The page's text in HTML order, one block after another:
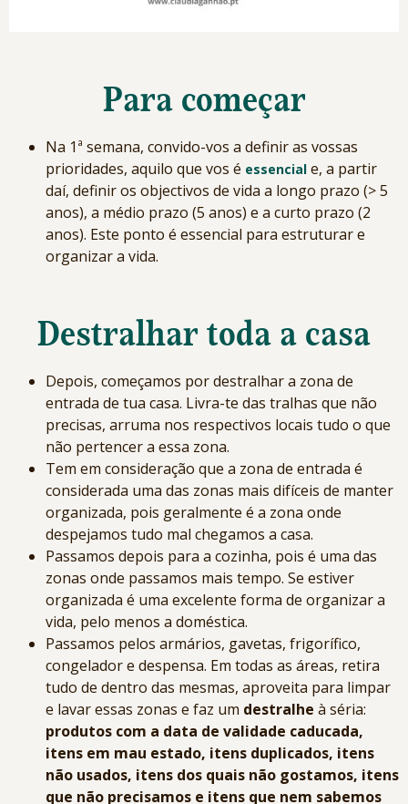
Para começar
Na 1ª semana, convido-vos a definir as vossas
prioridades, aquilo que vos é essencial e, a partir
daí, definir os objectivos de vida a longo prazo (> 5
anos), a médio prazo (5 anos) e a curto prazo (2
anos). Este ponto é essencial para estruturar e
organizar a vida.
Destralhar toda a casa
Depois, começamos por destralhar a zona de
entrada de tua casa. Livra-te das tralhas que não
precisas, arruma nos respectivos locais tudo o que
não pertencer a essa zona.
Tem em consideração que a zona de entrada é
considerada uma das zonas mais difíceis de manter
organizada, pois geralmente é a zona onde
despejamos tudo mal chegamos a casa.
Passamos depois para a cozinha, pois é uma das
zonas onde passamos mais tempo. Se estiver
organizada é uma excelente forma de organizar a
vida, pelo menos a doméstica.
Passamos pelos armários, gavetas, frigorífico,
congelador e despensa. Em todas as áreas, retira
tudo de dentro das mesmas, aproveita para limpar
e lavar essas zonas e faz um destralhe à séria:
produtos com a data de validade caducada,
itens em mau estado, itens duplicados, itens
não usados, itens dos quais não gostamos, itens
que não precisamos e itens que nem sabemos